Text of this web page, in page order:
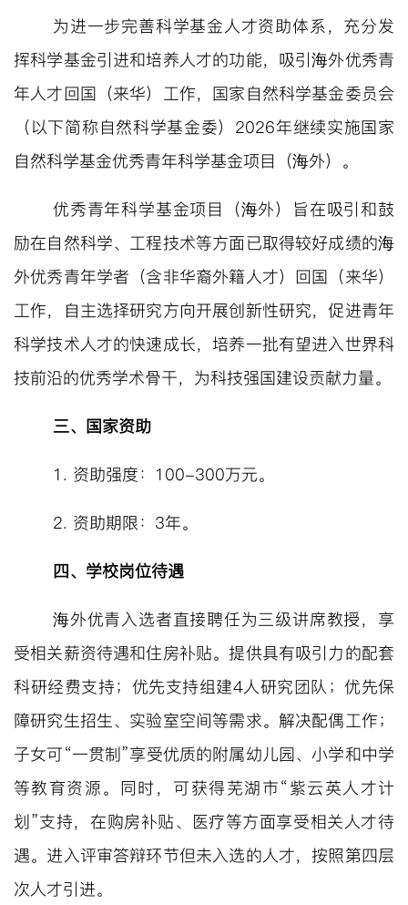
为进一步完善科学基金人才资助体系，充分发
挥科学基金引进和培养人才的功能，吸引海外优秀青
年人才回国（来华）工作，国家自然科学基金委员会
（以下简称自然科学基金委） 2026年继续实施国家
自然科学基金优秀青年科学基金项目（海外）。
优秀青年科学基金项目（海外）旨在吸引和鼓
励在自然科学、工程技术等方面已取得较好成绩的海
外优秀青年学者（含非华裔外籍人才）回国（来华）
工作，自主选择研究方向开展创新性研究，促进青年
科学技术人才的快速成长，培养一批有望进入世界科
技前沿的优秀学术骨干，为科技强国建设贡献力量。
三、国家资助
1. 资助强度： 100-300万元。
2. 资助期限： 3年。
四、学校岗位待遇
海外优青入选者直接聘任为三级讲席教授，享
受相关薪资待遇和住房补贴。提供具有吸引力的配套
科研经费支持；优先支持组建4人研究团队；优先保
障研究生招生、实验室空间等需求。解决配偶工作；
子女可“一贯制”享受优质的附属幼儿园、小学和中学
等教育资源。同时，可获得芜湖市“紫云英人才计
划”支持，在购房补贴、医疗等方面享受相关人才待
遇。进入评审答辩环节但未入选的人才，按照第四层
次人才引进。